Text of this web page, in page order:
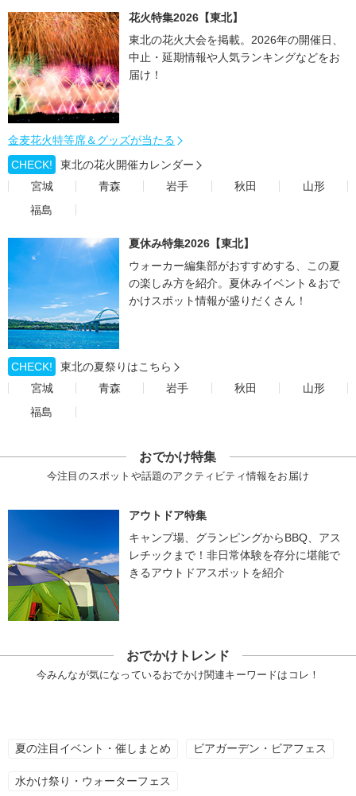
花火特集2026【東北】
東北の花火大会を掲載。2026年の開催日、
中止・延期情報や人気ランキングなどをお
届け！
金麦花火特等席＆グッズが当たる
CHECK!
東北の花火開催カレンダー
宮城
青森 岩手 秋田
山形
福島
夏休み特集2026【東北】
ウォーカー編集部がおすすめする、この夏
の楽しみ方を紹介。夏休みイベント＆おで
かけスポット情報が盛りだくさん！
CHECK!
東北の夏祭りはこちら
宮城
青森 岩手 秋田
山形
福島
おでかけ特集
今注目のスポットや話題のアクティビティ情報をお届け
アウトドア特集
キャンプ場、グランピングからBBQ、アス
レチックまで！非日常体験を存分に堪能で
きるアウトドアスポットを紹介
おでかけトレンド
今みんなが気になっているおでかけ関連キーワードはコレ！
夏の注目イベント・催しまとめ ビアガーデン・ビアフェス
水かけ祭り・ウォーターフェス